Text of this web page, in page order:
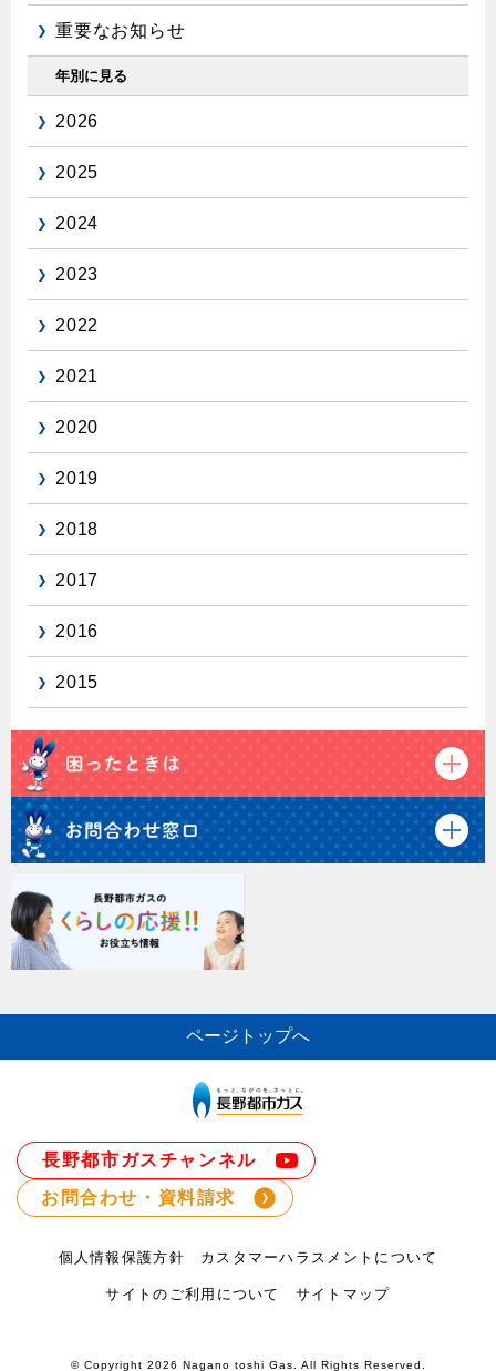
ガスを安全にお使いいただくために
古くなったガス管の交換のおすすめ
長期使用製品安全点検制度について
換気と給排気設備の注意点
冬季の注意
保安体制
保安体制について
ガス設備安全点検について
各種手続き
ガス使用停止のご案内
インターネット受付
都市ガス切り替え事例
リビング
ガスファンヒーター
重要なお知らせ
年別に見る
2026
2025
2024
2023
2022
2021
2020
2019
2018
2017
2016
2015
ページトップへ
長野都市ガスチャンネル
お問合わせ・資料請求
個人情報保護方針 カスタマーハラスメントについて
サイトのご利用について サイトマップ
© Copyright 2026 Nagano toshi Gas. All Rights Reserved.